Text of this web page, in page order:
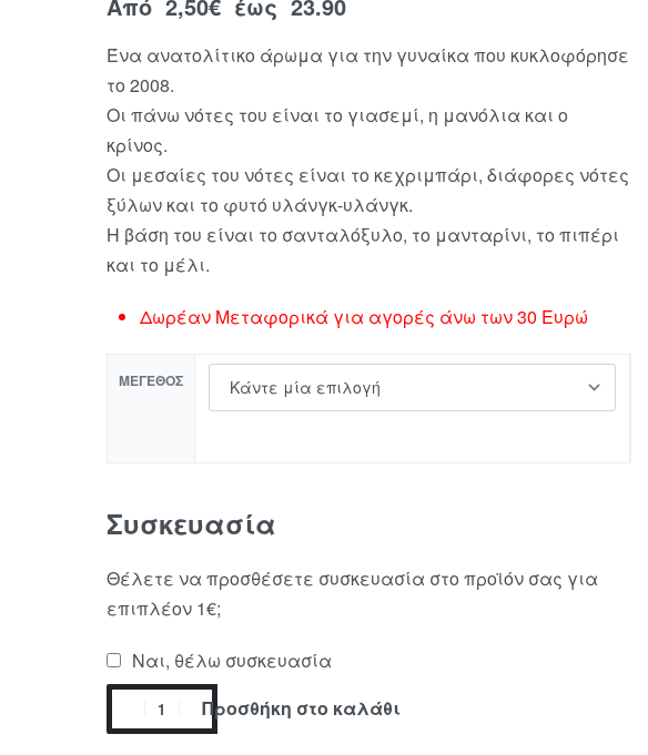
Ένα ανατολίτικο άρωμα για την γυναίκα που κυκλοφόρησε
το 2008.
Οι πάνω νότες του είναι το γιασεμί, η μανόλια και ο
κρίνος.
Οι μεσαίες του νότες είναι το κεχριμπάρι, διάφορες νότες
ξύλων και το φυτό υλάνγκ-υλάνγκ.
Η βάση του είναι το σανταλόξυλο, το μανταρίνι, το πιπέρι
και το μέλι.
Δωρέαν Μεταφορικά για αγορές άνω των 30 Ευρώ
ΜΈΓΕΘΟΣ
Συσκευασία
Θέλετε να προσθέσετε συσκευασία στο προϊόν σας για
επιπλέον 1€;
Ναι, θέλω συσκευασία
Προσθήκη στο καλάθι